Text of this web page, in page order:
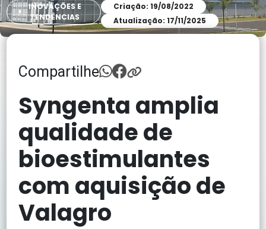
INOVAÇÕES E
TENDÊNCIAS
Criação: 19/08/2022
Atualização: 17/11/2025
Compartilhe
Syngenta amplia
qualidade de
bioestimulantes
com aquisição de
Valagro